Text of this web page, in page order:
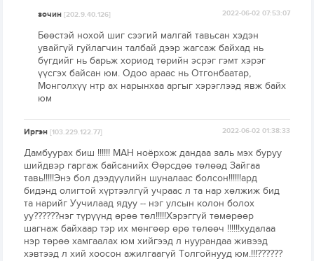
зочин[202.9.40.126] 2022-06-02 07:53:07
Бөөстэй нохой шиг сээгий малгай тавьсан хэдэн
увайгүй гуйлагчин талбай дээр жагсаж байхад нь
бүгдийг нь барьж хориод төрийн эсрэг гэмт хэрэг
үүсгэх байсан юм. Одоо араас нь Отгонбаатар,
Монголхүү нтр ах нарынхаа аргыг хэрэглээд явж байх
юм
Иргэн[103.229.122.77] 2022-06-02 01:38:33
Дамбуурах биш !!!!!! МАН ноёрхож дандаа заль мэх буруу
шийдвэр гаргаж байсанийх Өөрсдөө төлөөд Зайгаа
тавь!!!!!Энэ бол дээдүүлийн шуналаас болсон!!!!!!ард
бидэнд олигтой хүртээлгүй учраас л та нар хөлжиж бид
та нарийг Уучилаад ядуу -- нэг улсын колон болох
уу??????нэг түрүүнд өрөө төл!!!!!Хэрэггүй төмөрөөр
шагнаж байхаар тэр их мөнгөөр өрө төлөөч !!!!!!худалаа
нэр төрөө хамгаалах юм хийгээд л нуурандаа живээд
хэвтээд л хий хоосон ажилгаагүй Толгойнууд юм.!!!??????